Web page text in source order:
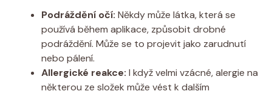
Podráždění očí: Někdy může látka, která se
používá během aplikace, způsobit drobné
podráždění. Může se to projevit jako zarudnutí
nebo pálení.
Allergické reakce: I když velmi vzácné, alergie na
některou ze složek může vést k dalším